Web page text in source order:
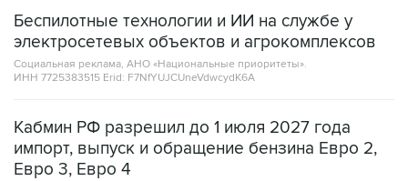
Беспилотные технологии и ИИ на службе у
электросетевых объектов и агрокомплексов
Социальная реклама, АНО «Национальные приоритеты».
ИНН 7725383515 Erid: F7NfYUJCUneVdwcydK6A
Кабмин РФ разрешил до 1 июля 2027 года
импорт, выпуск и обращение бензина Евро 2,
Евро 3, Евро 4